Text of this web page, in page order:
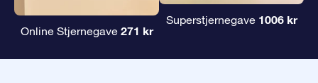
Online Stjernegave 271 kr
Superstjernegave 1006 kr